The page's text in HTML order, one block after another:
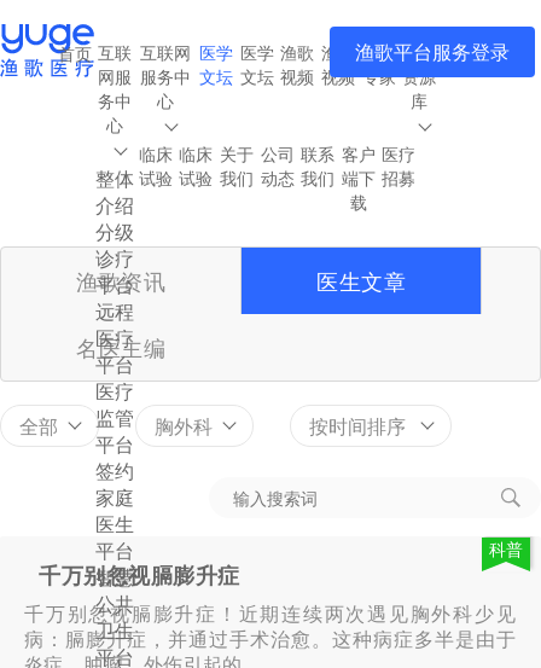
首页 互联
网服
务中
心
整体
介绍
分级
诊疗
平台
远程
医疗
平台
医疗
监管
平台
签约
家庭
医生
平台
智慧
公共
卫生
平台
互联网
服务中
心
医学
文坛
医学
文坛
渔歌
视频
渔歌
视频
渔歌
专家
医疗
资源
库
临床
试验
临床
试验
关于
我们
公司
动态
联系
我们
客户
端下
载
医疗
招募
渔歌平台服务登录
渔歌资讯 医生文章
名医主编
全部 胸外科 按时间排序
千万别忽视膈膨升症
千万别忽视膈膨升症！近期连续两次遇见胸外科少见
病：膈膨升症，并通过手术治愈。这种病症多半是由于
科普